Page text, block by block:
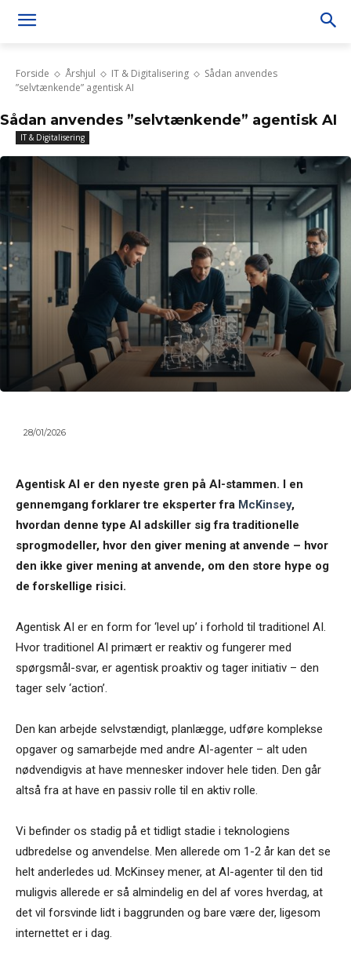
Forside Årshjul IT & Digitalisering
Sådan anvendes
”selvtænkende” agentisk AI
Sådan anvendes ”selvtænkende” agentisk AI
IT & Digitalisering
28/01/2026
Agentisk AI er den nyeste gren på AI-stammen. I en
gennemgang forklarer tre eksperter fra McKinsey,
hvordan denne type AI adskiller sig fra traditionelle
sprogmodeller, hvor den giver mening at anvende – hvor
den ikke giver mening at anvende, om den store hype og
de forskellige risici.
Agentisk AI er en form for ‘level up’ i forhold til traditionel AI.
Hvor traditionel AI primært er reaktiv og fungerer med
spørgsmål-svar, er agentisk proaktiv og tager initiativ – den
tager selv ‘action’.
Den kan arbejde selvstændigt, planlægge, udføre komplekse
opgaver og samarbejde med andre AI-agenter – alt uden
nødvendigvis at have mennesker indover hele tiden. Den går
altså fra at have en passiv rolle til en aktiv rolle.
Vi befinder os stadig på et tidligt stadie i teknologiens
udbredelse og anvendelse. Men allerede om 1-2 år kan det se
helt anderledes ud. McKinsey mener, at AI-agenter til den tid
muligvis allerede er så almindelig en del af vores hverdag, at
det vil forsvinde lidt i baggrunden og bare være der, ligesom
internettet er i dag.